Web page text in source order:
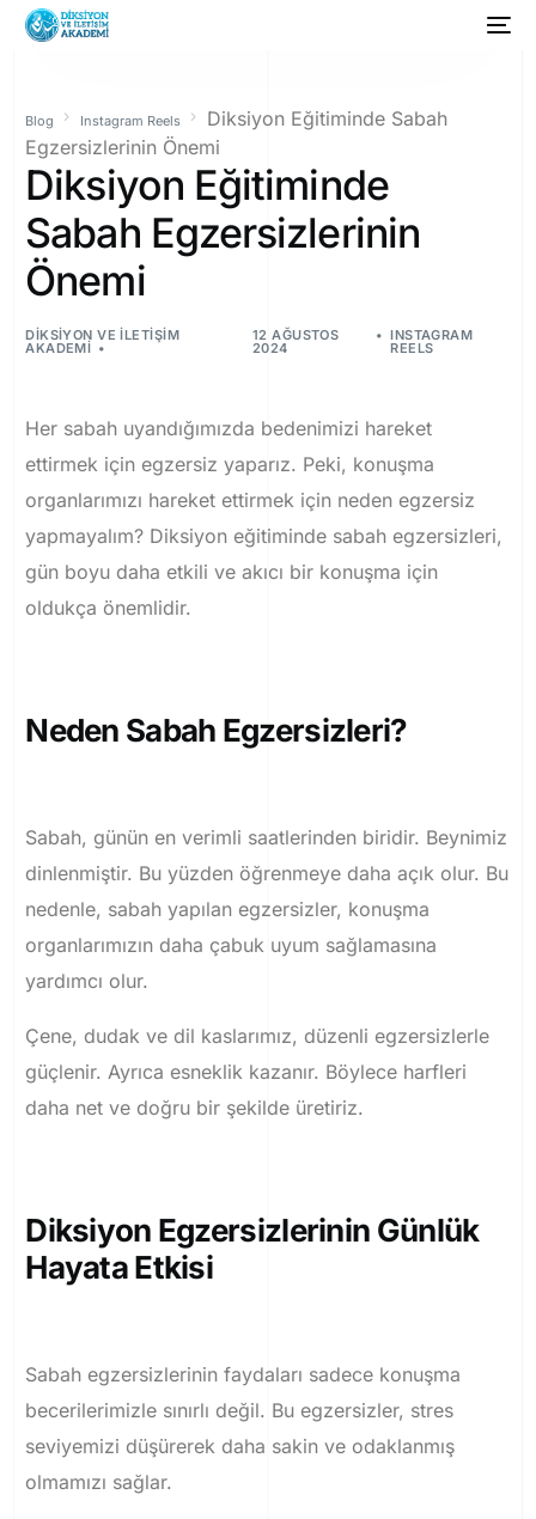
Blog Instagram Reels
Diksiyon Eğitiminde Sabah
Egzersizlerinin Önemi
Diksiyon Eğitiminde
Sabah Egzersizlerinin
Önemi
DIKSIYON VE İLETIŞIM
AKADEMI
12 AĞUSTOS
2024
INSTAGRAM
REELS
Her sabah uyandığımızda bedenimizi hareket
ettirmek için egzersiz yaparız. Peki, konuşma
organlarımızı hareket ettirmek için neden egzersiz
yapmayalım? Diksiyon eğitiminde sabah egzersizleri,
gün boyu daha etkili ve akıcı bir konuşma için
oldukça önemlidir.
Neden Sabah Egzersizleri?
Sabah, günün en verimli saatlerinden biridir. Beynimiz
dinlenmiştir. Bu yüzden öğrenmeye daha açık olur. Bu
nedenle, sabah yapılan egzersizler, konuşma
organlarımızın daha çabuk uyum sağlamasına
yardımcı olur.
Çene, dudak ve dil kaslarımız, düzenli egzersizlerle
güçlenir. Ayrıca esneklik kazanır. Böylece harfleri
daha net ve doğru bir şekilde üretiriz.
Diksiyon Egzersizlerinin Günlük
Hayata Etkisi
Sabah egzersizlerinin faydaları sadece konuşma
becerilerimizle sınırlı değil. Bu egzersizler, stres
seviyemizi düşürerek daha sakin ve odaklanmış
olmamızı sağlar.